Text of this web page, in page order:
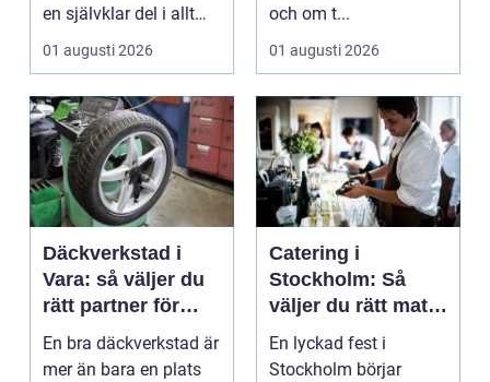
en självklar del i allt
från vindkr...
01 augusti 2026
och om t...
01 augusti 2026
Däckverkstad i
Vara: så väljer du
rätt partner för
säker körning året
runt
En bra däckverkstad är
mer än bara en plats
Catering i
Stockholm: Så
väljer du rätt mat
till ditt evenemang
En lyckad fest i
Stockholm börjar